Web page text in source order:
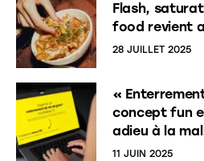
Flash,
food revient
28 JUILLET 2025
«
concept fun
adieu à la
11 JUIN 2025